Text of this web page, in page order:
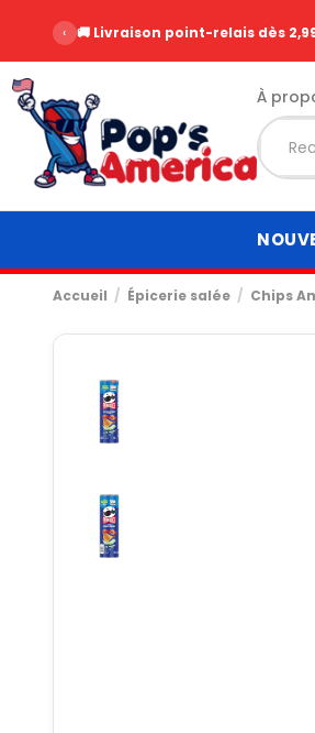
‹ 🚚 Livraison point-relais dès
À
Accueil Épicerie salée Chips